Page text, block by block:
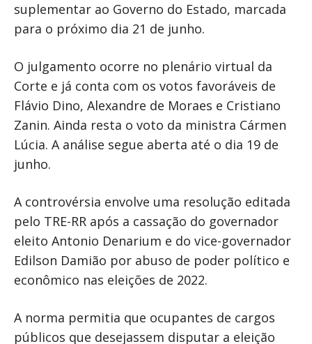
suplementar ao Governo do Estado, marcada
para o próximo dia 21 de junho.
O julgamento ocorre no plenário virtual da
Corte e já conta com os votos favoráveis de
Flávio Dino, Alexandre de Moraes e Cristiano
Zanin. Ainda resta o voto da ministra Cármen
Lúcia. A análise segue aberta até o dia 19 de
junho.
A controvérsia envolve uma resolução editada
pelo TRE-RR após a cassação do governador
eleito Antonio Denarium e do vice-governador
Edilson Damião por abuso de poder político e
econômico nas eleições de 2022.
A norma permitia que ocupantes de cargos
públicos que desejassem disputar a eleição